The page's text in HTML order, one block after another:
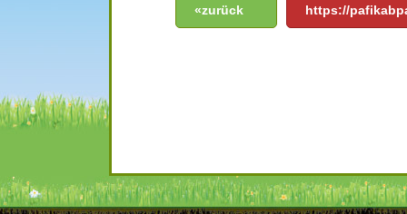
«zurück https://